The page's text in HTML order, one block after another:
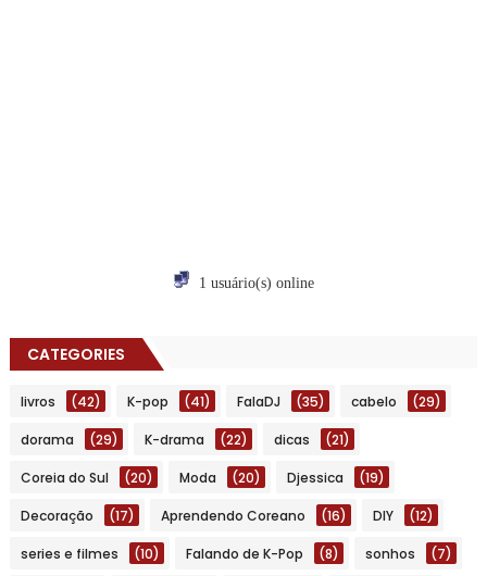
1 usuário(s) online
CATEGORIES
livros (42) K-pop (41) FalaDJ (35) cabelo (29)
dorama (29) K-drama (22) dicas (21)
Coreia do Sul (20) Moda (20) Djessica (19)
Decoração (17) Aprendendo Coreano (16) DIY (12)
series e filmes (10) Falando de K-Pop (8) sonhos (7)